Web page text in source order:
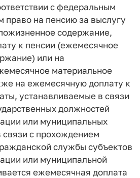
с федеральным
право на пенсию за выслугу
содержание,
к пенсии (ежемесячное
или на
материальное
на ежемесячную доплату к
устанавливаемые в связи
должностей
или муниципальных
с прохождением
службы субъектов
или муниципальной
ежемесячная доплата